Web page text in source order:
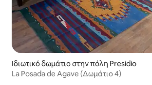
Ιδιωτικό δωμάτιο στην πόλη Presidio
La Posada de Agave (Δωμάτιο 4)